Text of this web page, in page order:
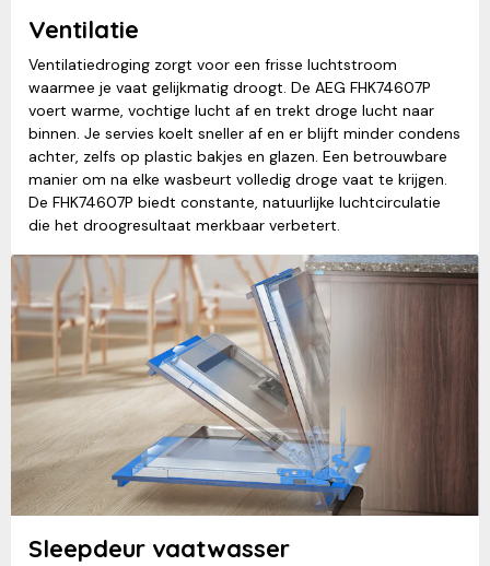
Ventilatie
Ventilatiedroging zorgt voor een frisse luchtstroom
waarmee je vaat gelijkmatig droogt. De AEG FHK74607P
voert warme, vochtige lucht af en trekt droge lucht naar
binnen. Je servies koelt sneller af en er blijft minder condens
achter, zelfs op plastic bakjes en glazen. Een betrouwbare
manier om na elke wasbeurt volledig droge vaat te krijgen.
De FHK74607P biedt constante, natuurlijke luchtcirculatie
die het droogresultaat merkbaar verbetert.
Sleepdeur vaatwasser